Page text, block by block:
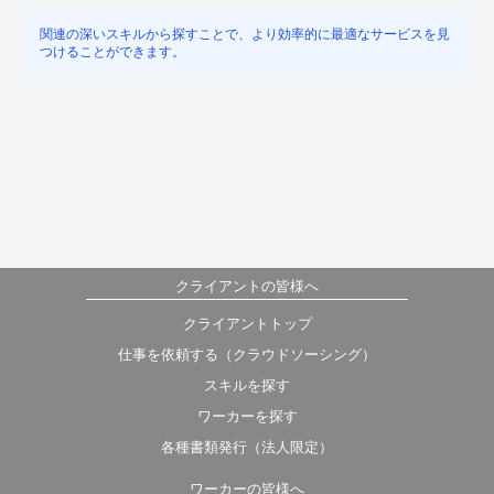
関連の深いスキルから探すことで、より効率的に最適なサービスを見
つけることができます。
クライアントの皆様へ
クライアントトップ
仕事を依頼する（クラウドソーシング）
スキルを探す
ワーカーを探す
各種書類発行（法人限定）
ワーカーの皆様へ